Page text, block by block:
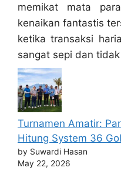
memikat mata
kenaikan fantastis
ketika transaksi
sangat sepi dan
Turnamen Amatir:
Hitung System 36
by Suwardi Hasan
May 22, 2026